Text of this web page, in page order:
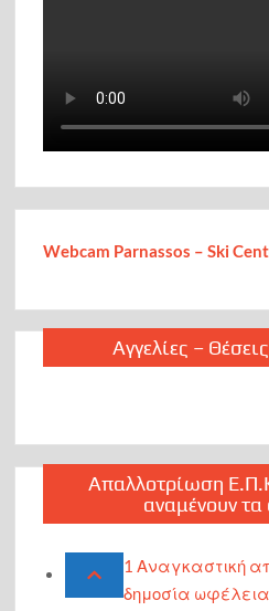
Webcam Parnassos – Ski
Αγγελίες –
Απαλλοτρίωση
αναμένουν
1 Αναγκαστική
δημοσία